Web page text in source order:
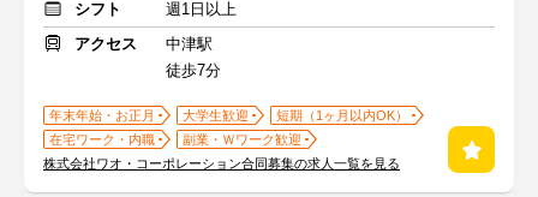
シフト
週1日以上
アクセス
中津駅
徒歩7分
年末年始・お正月 大学生歓迎
短期（1ヶ月以内OK）
在宅ワーク・内職
副業・Ｗワーク歓迎
株式会社ワオ・コーポレーション合同募集の求人一覧を見る